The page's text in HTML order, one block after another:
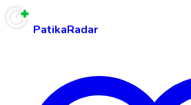
PatikaRadar